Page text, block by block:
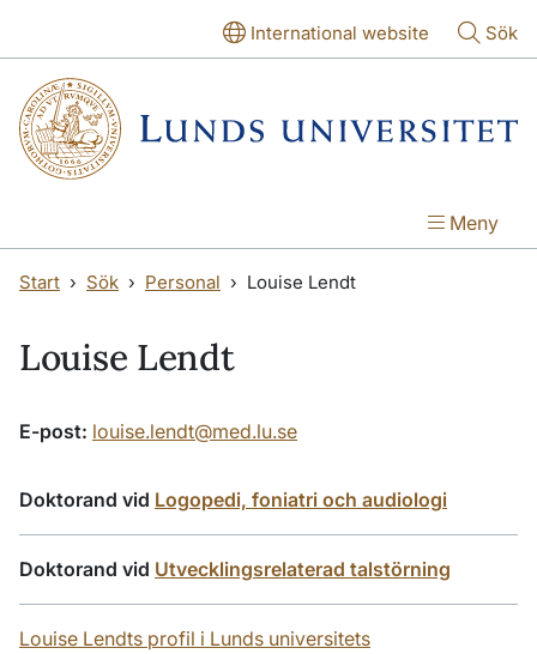
International website Sök
Meny
Start Sök Personal Louise Lendt
Louise Lendt
E-post: louise.lendt@med.lu.se
Doktorand vid Logopedi, foniatri och audiologi
Doktorand vid Utvecklingsrelaterad talstörning
Louise Lendts profil i Lunds universitets